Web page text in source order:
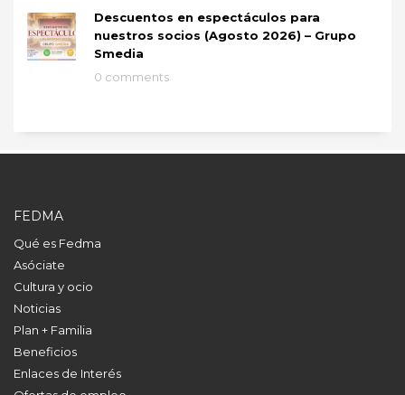
Descuentos en espectáculos para
nuestros socios (Agosto 2026) – Grupo
Smedia
0 comments
FEDMA
Qué es Fedma
Asóciate
Cultura y ocio
Noticias
Plan + Familia
Beneficios
Enlaces de Interés